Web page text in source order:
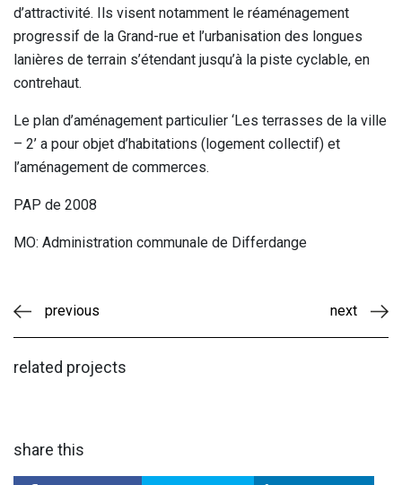
d’attractivité. Ils visent notamment le réaménagement
progressif de la Grand-rue et l’urbanisation des longues
lanières de terrain s’étendant jusqu’à la piste cyclable, en
contrehaut.
Le plan d’aménagement particulier ‘Les terrasses de la ville
– 2’ a pour objet d’habitations (logement collectif) et
l’aménagement de commerces.
PAP de 2008
MO: Administration communale de Differdange
previous next
related projects
share this